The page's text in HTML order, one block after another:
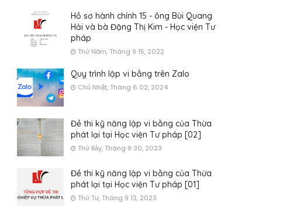
Hồ sơ hành chính 15 - ông Bùi Quang
Hải và bà Đặng Thị Kim - Học viện Tư
pháp
Thứ Năm, Tháng 9 15, 2022
Quy trình lập vi bằng trên Zalo
Chủ Nhật, Tháng 6 02, 2024
Đề thi kỹ năng lập vi bằng của Thừa
phát lại tại Học viện Tư pháp [02]
Thứ Bảy, Tháng 9 30, 2023
Đề thi kỹ năng lập vi bằng của Thừa
phát lại tại Học viện Tư pháp [01]
Thứ Tư, Tháng 9 13, 2023